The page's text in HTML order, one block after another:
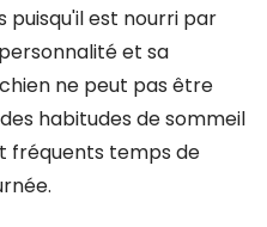
est nourri par
et sa
ne peut pas être
habitudes de sommeil
fréquents temps de